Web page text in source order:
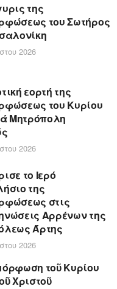
της
του Σωτήρος
2026
εορτή της
του Κυρίου
Μητρόπολη
2026
το Ιερό
της
στις
Αρρένων της
Άρτης
2026
τοῦ Κυρίου
Χριστοῦ